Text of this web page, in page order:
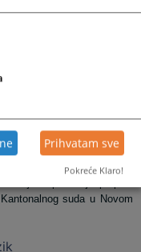
suda u Novom
suda u Novom
Prihvatam sve
Pokreće Klaro!